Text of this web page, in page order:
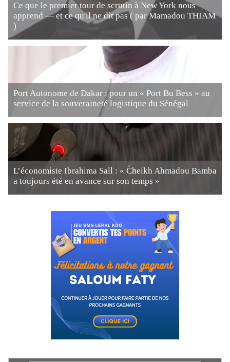
Ce que le premier tour de scrutin à New York nous
apprend — et ce qu'il ne dit pas ( par Mamadou THIAM
)
Port Autonome de Dakar : pour un « Port Bu Bess » au
service de la souveraineté logistique du Sénégal
L’économiste Ibrahima Sall : « Cheikh Ahmadou Bamba
a toujours été en avance sur son temps »